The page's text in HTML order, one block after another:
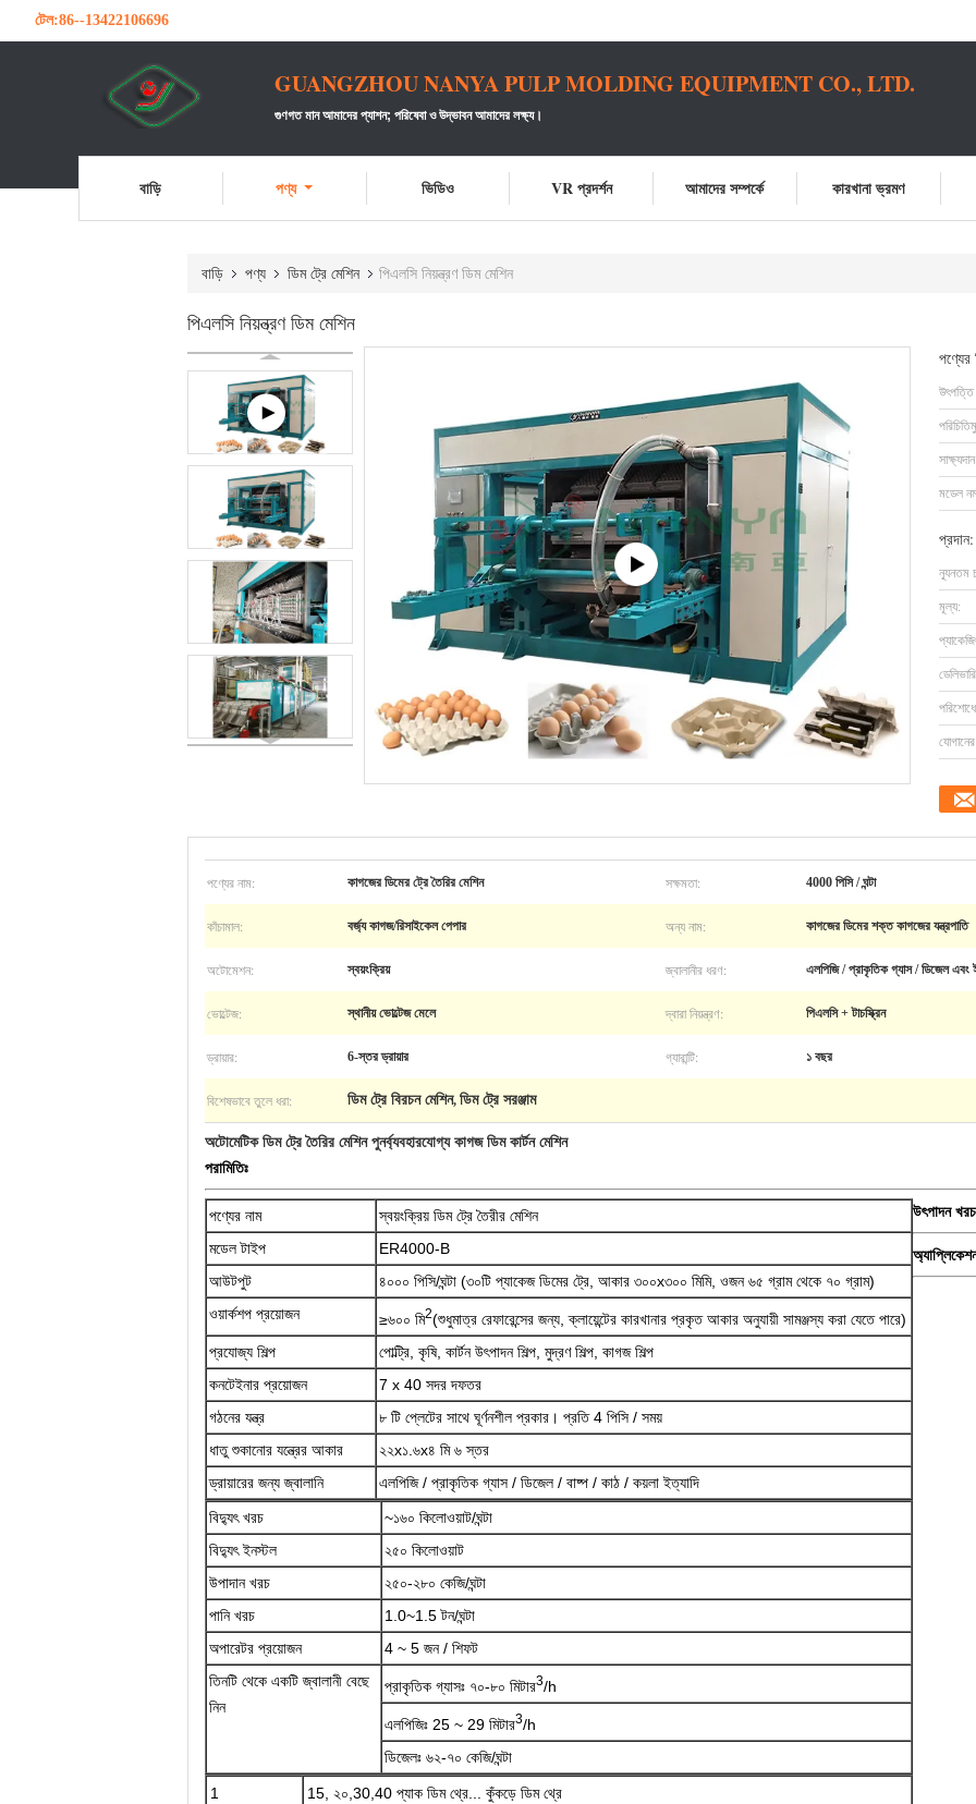
টেল:86--13422106696
GUANGZHOU NANYA PULP MOLDING EQUIPMENT CO., LTD.
গুণগত মান আমাদের প্যাশন; পরিষেবা ও উদ্ভাবন আমাদের লক্ষ্য।
বাড়ি পণ্য ভিডিও VR প্রদর্শন আমাদের সম্পর্কে কারখানা ভ্রমণ
বাড়ি পণ্য ডিম ট্রে মেশিন পিএলসি নিয়ন্ত্রণ ডিম মেশিন
পিএলসি নিয়ন্ত্রণ ডিম মেশিন
পণ্যের
মডেল
প্রদান:
ন্যূনতম
মূল্য:
পণ্যের নাম: কাগজের ডিমের ট্রে তৈরির মেশিন সক্ষমতা: 4000 পিসি / ঘন্টা
কাঁচামাল: বর্জ্য কাগজ/রিসাইকেল পেপার অন্য নাম: কাগজের ডিমের শক্ত কাগজের যন্ত্রপাতি
অটোমেশন: স্বয়ংক্রিয় জ্বালানীর ধরণ: এলপিজি / প্রাকৃতিক গ্যাস / ডিজেল এবং
ভোল্টেজ: স্থানীয় ভোল্টেজ মেলে দ্বারা নিয়ন্ত্রণ: পিএলসি + টাচস্ক্রিন
ড্রায়ার: 6-স্তর ড্রায়ার গ্যারান্টি: ১ বছর
বিশেষভাবে তুলে ধরা: ডিম ট্রে বিরচন মেশিন, ডিম ট্রে সরঞ্জাম
অটোমেটিক ডিম ট্রে তৈরির মেশিন পুনর্ব্যবহারযোগ্য কাগজ ডিম কার্টন মেশিন
পরামিতিঃ
পণ্যের নাম
স্বয়ংক্রিয় ডিম ট্রে তৈরীর মেশিন
মডেল টাইপ
ER4000-B
আউটপুট
৪০০০ পিসি/ঘন্টা (৩০টি প্যাকেজ ডিমের ট্রে, আকার ৩০০x৩০০ মিমি, ওজন ৬৫ গ্রাম থেকে ৭০ গ্রাম)
ওয়ার্কশপ প্রয়োজন
≥৬০০ মি2(শুধুমাত্র রেফারেন্সের জন্য, ক্লায়েন্টের কারখানার প্রকৃত আকার অনুযায়ী সামঞ্জস্য করা যেতে পারে)
প্রযোজ্য শিল্প
পোল্ট্রি, কৃষি, কার্টন উৎপাদন শিল্প, মুদ্রণ শিল্প, কাগজ শিল্প
কনটেইনার প্রয়োজন
7 x 40 সদর দফতর
গঠনের যন্ত্র
৮ টি প্লেটের সাথে ঘূর্ণনশীল প্রকার। প্রতি 4 পিসি / সময়
ধাতু শুকানোর যন্ত্রের আকার
২২x১.৬x৪ মি ৬ স্তর
ড্রায়ারের জন্য জ্বালানি
এলপিজি / প্রাকৃতিক গ্যাস / ডিজেল / বাষ্প / কাঠ / কয়লা ইত্যাদি
উৎপাদন
বিদ্যুৎ খরচ
~১৬০ কিলোওয়াট/ঘন্টা
বিদ্যুৎ ইনস্টল
২৫০ কিলোওয়াট
উপাদান খরচ
২৫০-২৮০ কেজি/ঘন্টা
পানি খরচ
1.0~1.5 টন/ঘন্টা
অপারেটর প্রয়োজন
4 ~ 5 জন / শিফট
তিনটি থেকে একটি জ্বালানী বেছে
নিন
প্রাকৃতিক গ্যাসঃ ৭০-৮০ মিটার3/h
এলপিজিঃ 25 ~ 29 মিটার3/h
ডিজেলঃ ৬২-৭০ কেজি/ঘন্টা
1
15, ২০,30,40 প্যাক ডিম থ্রে... কুঁকড়ে ডিম থ্রে